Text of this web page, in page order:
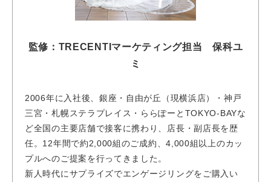
監修：TRECENTIマーケティング担当 保科ユ
ミ
2006年に入社後、銀座・自由が丘（現横浜店）・神戸
三宮・札幌ステラプレイス・ららぽーとTOKYO-BAYな
ど全国の主要店舗で接客に携わり、店長・副店長を歴
任。12年間で約2,000組のご成約、4,000組以上のカッ
プルへのご提案を行ってきました。
新人時代にサプライズでエンゲージリングをご購入い